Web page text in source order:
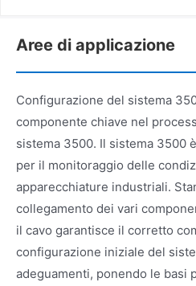
Aree di applicazione
Configurazione del sistema
componente chiave nel
sistema 3500. Il sistema 3500
per il monitoraggio delle
apparecchiature industriali.
collegamento dei vari
il cavo garantisce il corretto
configurazione iniziale del
adeguamenti, ponendo le basi